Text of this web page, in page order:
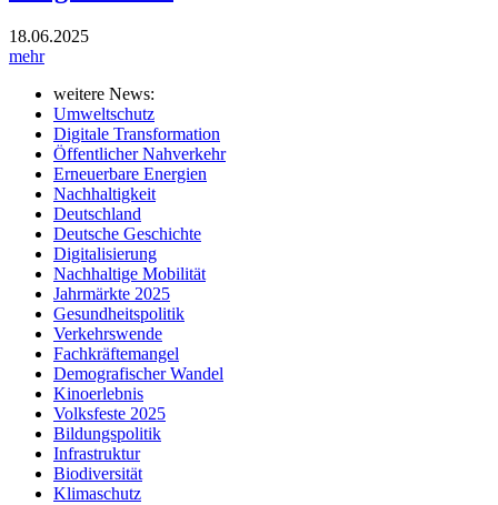
18.06.2025
mehr
weitere News:
Umweltschutz
Digitale Transformation
Öffentlicher Nahverkehr
Erneuerbare Energien
Nachhaltigkeit
Deutschland
Deutsche Geschichte
Digitalisierung
Nachhaltige Mobilität
Jahrmärkte 2025
Gesundheitspolitik
Verkehrswende
Fachkräftemangel
Demografischer Wandel
Kinoerlebnis
Volksfeste 2025
Bildungspolitik
Infrastruktur
Biodiversität
Klimaschutz